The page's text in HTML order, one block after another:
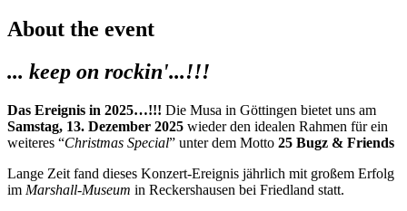
About the event
... keep on rockin'...!!!
Das Ereignis in 2025…!!! Die Musa in Göttingen bietet uns am
Samstag, 13. Dezember 2025 wieder den idealen Rahmen für ein
weiteres “Christmas Special” unter dem Motto 25 Bugz & Friends
Lange Zeit fand dieses Konzert-Ereignis jährlich mit großem Erfolg
im Marshall-Museum in Reckershausen bei Friedland statt.